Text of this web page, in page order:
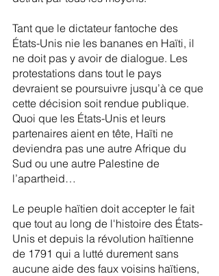
Tant que le dictateur fantoche des
États-Unis nie les bananes en Haïti, il
ne doit pas y avoir de dialogue. Les
protestations dans tout le pays
devraient se poursuivre jusqu’à ce que
cette décision soit rendue publique.
Quoi que les États-Unis et leurs
partenaires aient en tête, Haïti ne
deviendra pas une autre Afrique du
Sud ou une autre Palestine de
l’apartheid…
Le peuple haïtien doit accepter le fait
que tout au long de l'histoire des États-
Unis et depuis la révolution haïtienne
de 1791 qui a lutté durement sans
aucune aide des faux voisins haïtiens,